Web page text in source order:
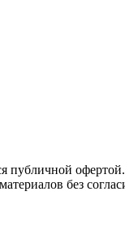
публичной
без